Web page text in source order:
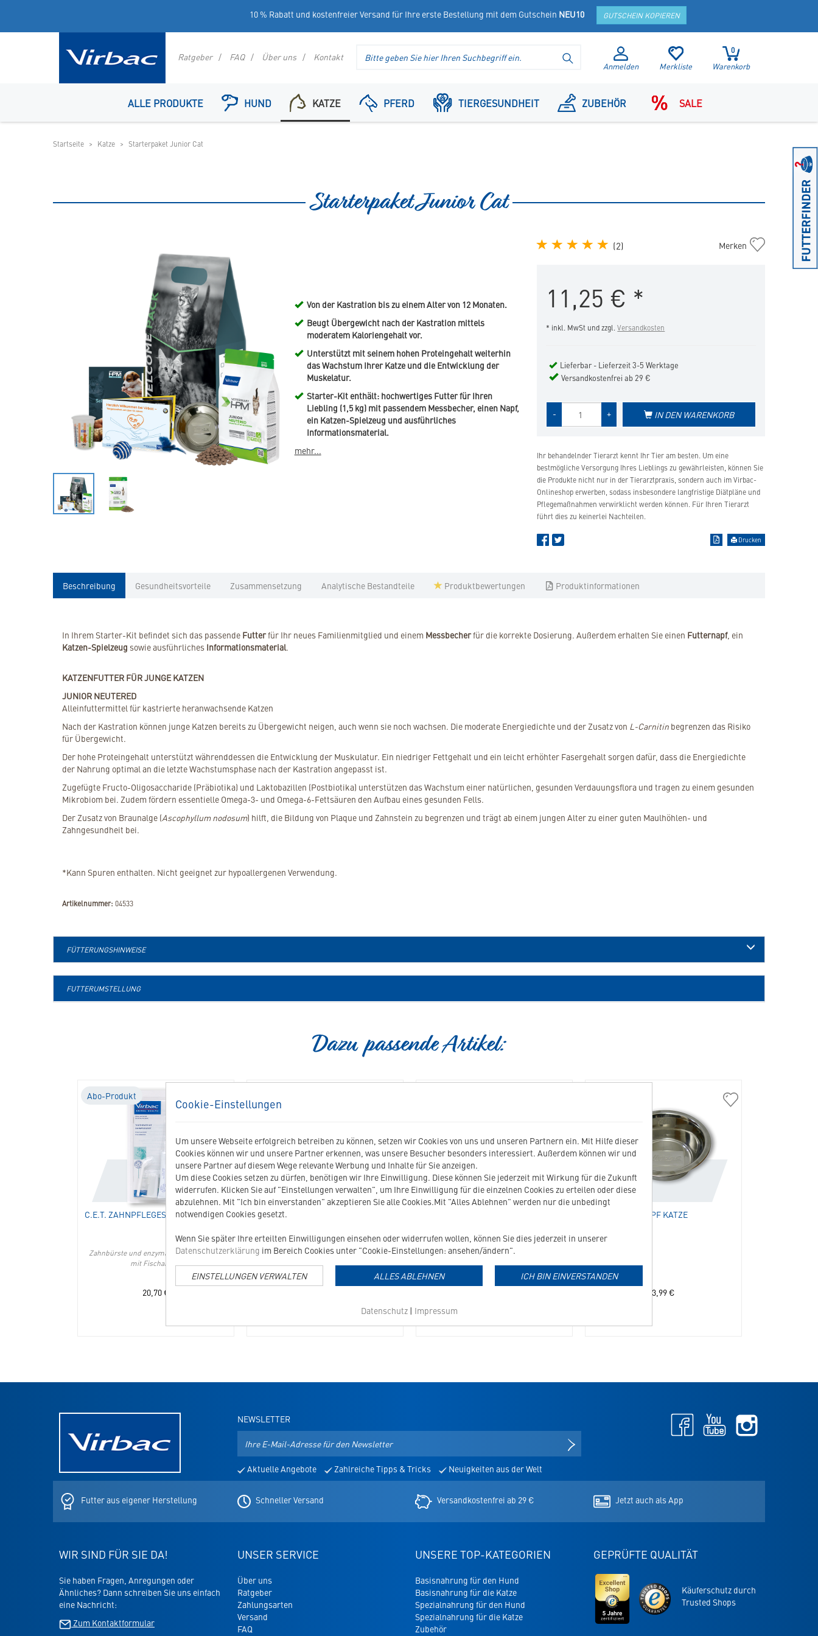
10 % Rabatt und kostenfreier Versand für Ihre erste Bestellung mit dem Gutschein NEU10 GUTSCHEIN KOPIEREN
Ihr
Shop
Anmelden Merkliste
0
Warenkorb
SUCHE STARTEN
Ratgeber FAQ Über uns Kontakt
ALLE PRODUKTE HUND KATZE PFERD TIERGESUNDHEIT ZUBEHÖR SALE
Startseite Katze Starterpaket Junior Cat
Starterpaket Junior Cat
Von der Kastration bis zu einem Alter von 12 Monaten.
Beugt Übergewicht nach der Kastration mittels
moderatem Kaloriengehalt vor.
Unterstützt mit seinem hohen Proteingehalt weiterhin
das Wachstum Ihrer Katze und die Entwicklung der
Muskelatur.
Starter-Kit enthält: hochwertiges Futter für Ihren
Liebling (1,5 kg) mit passendem Messbecher, einen Napf,
ein Katzen-Spielzeug und ausführliches
Informationsmaterial.
mehr...
(2)
Starterpaket
Merken
11,25 € *
* inkl. MwSt und zzgl.Versandkosten
Lieferbar - Lieferzeit 3-5 Werktage
Versandkostenfrei ab 29 €
+
- IN DEN WARENKORB
Ihr behandelnder Tierarzt kennt Ihr Tier am besten. Um eine
bestmögliche Versorgung Ihres Lieblings zu gewährleisten, können Sie
die Produkte nicht nur in der Tierarztpraxis, sondern auch im Virbac-
Onlineshop erwerben, sodass insbesondere langfristige Diätpläne und
Pflegemaßnahmen verwirklicht werden können. Für Ihren Tierarzt
führt dies zu keinerlei Nachteilen.
Drucken
Beschreibung Gesundheitsvorteile Zusammensetzung Analytische Bestandteile Produktbewertungen Produktinformationen
In Ihrem Starter-Kit befindet sich das passende Futterfür Ihr neues Familienmitglied und einem Messbecherfür die korrekte Dosierung. Außerdem erhalten Sie einen Futternapf, ein
Katzen-Spielzeug sowie ausführliches Informationsmaterial.
KATZENFUTTER FÜR JUNGE KATZEN
JUNIOR NEUTERED
Alleinfuttermittel für kastrierte heranwachsende Katzen
Nach der Kastration können junge Katzen bereits zu Übergewicht neigen, auch wenn sie noch wachsen. Die moderate Energiedichte und der Zusatz von L-Carnitin begrenzen das Risiko
für Übergewicht.
Der hohe Proteingehalt unterstützt währenddessen die Entwicklung der Muskulatur. Ein niedriger Fettgehalt und ein leicht erhöhter Fasergehalt sorgen dafür, dass die Energiedichte
der Nahrung optimal an die letzte Wachstumsphase nach der Kastration angepasst ist.
Zugefügte Fructo-Oligosaccharide (Präbiotika) und Laktobazillen (Postbiotika) unterstützen das Wachstum einer natürlichen, gesunden Verdauungsflora und tragen zu einem gesunden
Mikrobiom bei. Zudem fördern essentielle Omega-3- und Omega-6-Fettsäuren den Aufbau eines gesunden Fells.
Der Zusatz von Braunalge (Ascophyllum nodosum) hilft, die Bildung von Plaque und Zahnstein zu begrenzen und trägt ab einem jungen Alter zu einer guten Maulhöhlen- und
Zahngesundheit bei.
*Kann Spuren enthalten. Nicht geeignet zur hypoallergenen Verwendung.
Artikelnummer: 04533
FÜTTERUNGSHINWEISE
FUTTERUMSTELLUNG
Dazu passende Artikel:
Abo-Produkt
01107
für
Katzen
in
die
Merkliste
hinzufügen
C.E.T. ZAHNPFLEGESET FÜR KATZEN
Zahnbürste und enzymatische Zahnpasta
mit Fischaroma
20,70€
Geflügelgeschmack
in
die
Merkliste
hinzufügen
Enzymatische Zahnpasta mit
Geflügelaroma für Hunde und Katzen
Grundpreis: 225,71 EUR / 1 kg
in
die
hinzufügen
04505
NAPF KATZE
3,99€
Cookie-Einstellungen
Um unsere Webseite erfolgreich betreiben zu können, setzen wir Cookies von uns und unseren Partnern ein. Mit Hilfe dieser
Cookies können wir und unsere Partner erkennen, was unsere Besucher besonders interessiert. Außerdem können wir und
unsere Partner auf diesem Wege relevante Werbung und Inhalte für Sie anzeigen.
Um diese Cookies setzen zu dürfen, benötigen wir Ihre Einwilligung. Diese können Sie jederzeit mit Wirkung für die Zukunft
widerrufen. Klicken Sie auf "Einstellungen verwalten", um Ihre Einwilligung für die einzelnen Cookies zu erteilen oder diese
abzulehnen. Mit "Ich bin einverstanden" akzeptieren Sie alle Cookies.Mit "Alles Ablehnen" werden nur die unbedingt
notwendigen Cookies gesetzt.
Wenn Sie später Ihre erteilten Einwilligungen einsehen oder widerrufen wollen, können Sie dies jederzeit in unserer
Datenschutzerklärung im Bereich Cookies unter "Cookie-Einstellungen: ansehen/ändern".
ICH BIN EINVERSTANDEN
EINSTELLUNGEN VERWALTEN ALLES ABLEHNEN
Datenschutz| Impressum
NEWSLETTER
Mail-
für
Newsletter
Aktuelle Angebote Zahlreiche Tipps & Tricks Neuigkeiten aus der Welt
Facebook
Tab
Youtube
Tab
Tab
Futter aus eigener Herstellung
Schneller Versand Versandkostenfrei ab 29 € Jetzt auch als App
WIR SIND FÜR SIE DA!
Sie haben Fragen, Anregungen oder
Ähnliches? Dann schreiben Sie uns einfach
eine Nachricht:
Zum Kontaktformular
UNSER SERVICE
Über uns
Ratgeber
Zahlungsarten
Versand
FAQ
UNSERE TOP-KATEGORIEN
Basisnahrung für den Hund
Basisnahrung für die Katze
Spezialnahrung für den Hund
Spezialnahrung für die Katze
Zubehör
GEPRÜFTE QUALITÄT
Shops
Zertifikat
Shops
Garantie
Käuferschutz durch
Trusted Shops